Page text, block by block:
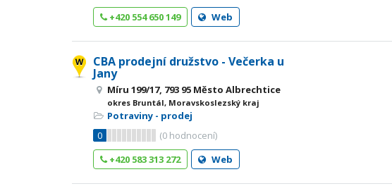
+420 554 650 149
Web
CBA prodejní družstvo - Večerka u
Jany
Míru 199/17, 793 95 Město Albrechtice
okres Bruntál, Moravskoslezský kraj
Potraviny - prodej
0
(0 hodnocení)
+420 583 313 272
Web